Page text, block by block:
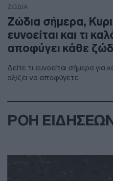
ΖΩΔΙΑ
Ζώδια σήμερα,
ευνοείται και τι
αποφύγει κάθε
Δείτε τι ευνοείται σήμερα για
αξίζει να αποφύγετε
ΡΟΗ